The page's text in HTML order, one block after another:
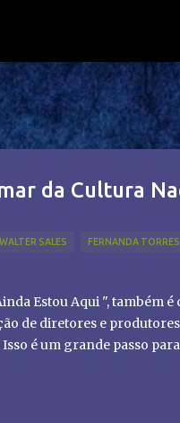
da Cultura
SALES FERNANDA TORRES
Estou Aqui ", também
de diretores e
é um grande passo